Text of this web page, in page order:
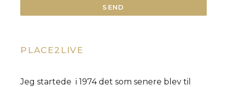
SEND
PLACE2LIVE
Jeg startede i 1974 det som senere blev til